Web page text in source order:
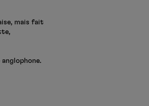
mais fait